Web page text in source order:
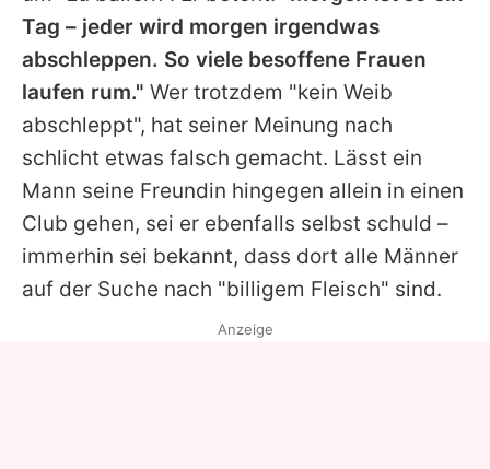
Tag – jeder wird morgen irgendwas
abschleppen. So viele besoffene Frauen
laufen rum." Wer trotzdem "kein Weib
abschleppt", hat seiner Meinung nach
schlicht etwas falsch gemacht. Lässt ein
Mann seine Freundin hingegen allein in einen
Club gehen, sei er ebenfalls selbst schuld –
immerhin sei bekannt, dass dort alle Männer
auf der Suche nach "billigem Fleisch" sind.
Anzeige